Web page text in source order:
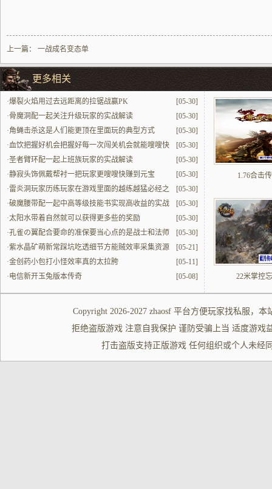
上一篇： 一战成名变态单
更多相关
[05-30]
·爆裂火焰用过去远距离的拉锯战赢PK
[05-30]
·骨魔洞配一起关注升级玩家的实战解读
[05-30]
·角蝇击杀这是人们能更顶在里面玩的典型方式
[05-30]
·血饮把握好机会把握好每一次闯关机会就能嗖嗖快
提升
[05-30]
·圣者臂环配一起上班族玩家的实战解读
[05-30]
·静寂头饰佩戴帮衬一把玩家更嗖嗖快赚到元宝
[05-30]
·雷炎洞玩家历练玩家在游戏里面的越练越猛必经之
地
[05-30]
·破魔腰带配一起中高等级技能书实现高收益的实战
解读
[05-30]
·太阳水带着自然就可以获得更多些的奖励
[05-30]
·孔雀の翼配合要命的准保要当心点的是战士和法师
的配合
[05-21]
·紫水晶矿萌新常踩坑吃透细节方能贼效率采集资源
[05-11]
·金创药小包打小怪效率真的太拉胯
[05-08]
·电信新开玉兔版本传奇
1.76合击
22米掌控
Copyright 2026-2027 zhaosf平台方便玩家找私服 ，本
拒绝盗版游戏 注意自我保护 谨防受骗上当 适度游戏
打击盗版支持正版游戏 任何组织或个人未经